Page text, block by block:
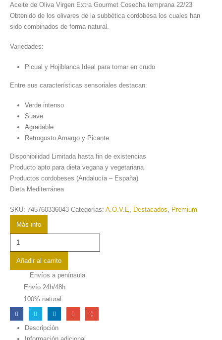
Aceite de Oliva Virgen Extra Gourmet Cosecha temprana 22/23
Obtenido de los olivares de la subbética cordobesa los cuales han
sido combinados de forma natural.
Variedades:
Picual y Hojiblanca Ideal para tomar en crudo
Entre sus características sensoriales destacan:
Verde intenso
Suave
Agradable
Retrogusto Amargo y Picante.
Disponibilidad Limitada hasta fin de existencias
Producto apto para dieta vegana y vegetariana
Productos cordobeses (Andalucía – España)
Dieta Mediterránea
SKU: 745760336043 Categorías: A.O.V.E Destacados
Premium
Más info
Aceite
Oliva
Virgen
ml
Cosecha
Temprana
Añadir al carrito
Envíos a península
Envío 24h/48h
100% natural
Descripción